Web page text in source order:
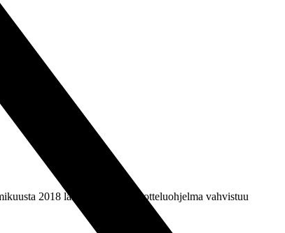
2018 lähtien. Tarkempi otteluohjelma vahvistuu